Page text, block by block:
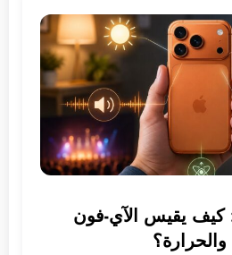
كيف يقيس الآي-فون